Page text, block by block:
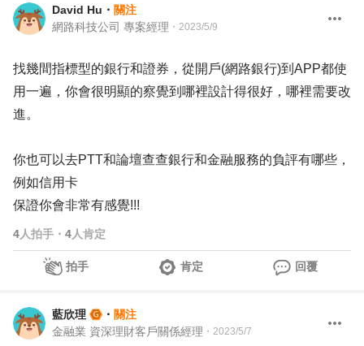
David Hu ・ 關注
網路科技公司 專案經理 ・ 2023/5/9
找幾間指標型的銀行和證券，從開戶(網路銀行)到APP都使
用一遍，你會很明顯的察覺到哪裡設計得很好，哪裡需要改
進。
你也可以去PTT和論壇查查銀行和金融服務的負評有哪些，
例如信用卡
保證你會非常有感覺!!!
4人拍手 ・ 4人肯定
拍手 肯定 回覆
藍欣理 ・ 關注
金融業 資深理財客戶關係經理 ・ 2023/5/7